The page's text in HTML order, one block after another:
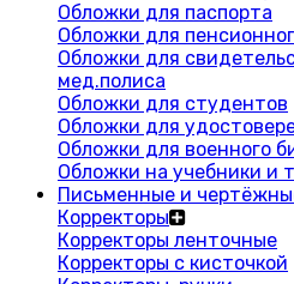
Обложки для паспорта
Обложки для
Обложки для
мед.полиса
Обложки для студентов
Обложки для
Обложки для военного
Обложки на учебники и
Письменные и
Корректоры
Корректоры ленточные
Корректоры с кисточкой